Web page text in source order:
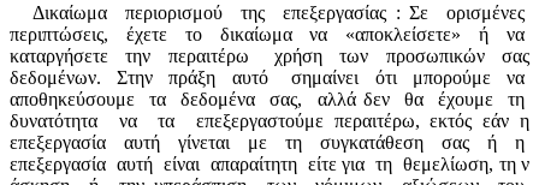
Δικαίωμα περιορισμού της επεξεργασίας : Σε
ορισμένες
περιπτώσεις,
έχετε το δικαίωμα να «αποκλείσετε» ή
να
καταργήσετε
την περαιτέρω χρήση των προσωπικών
σας
δεδομένων.
Στην πράξη αυτό σημαίνει ότι μπορούμε
να
αποθηκεύσουμε
τα δεδομένα σας, αλλά δεν θα έχουμε
τη
δυνατότητα
να τα
επεξεργαστούμε περαιτέρω, εκτός εάν η
επεξεργασία
αυτή γίνεται με τη συγκατάθεση σας ή
η
επεξεργασία αυτή είναι απαραίτητη είτε για τη θεμελίωση, τη ν